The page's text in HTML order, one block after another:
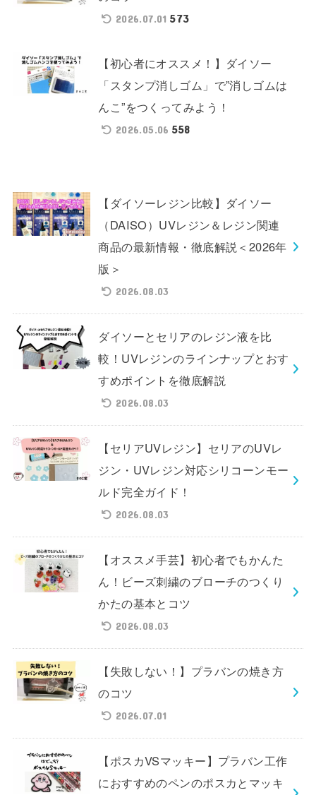
2026.07.01 573
【初心者にオススメ！】ダイソー
「スタンプ消しゴム」で”消しゴムは
んこ”をつくってみよう！
2026.05.06 558
【ダイソーレジン比較】ダイソー
（DAISO）UVレジン＆レジン関連
商品の最新情報・徹底解説＜2026年
版＞
2026.08.03
ダイソーとセリアのレジン液を比
較！UVレジンのラインナップとおす
すめポイントを徹底解説
2026.08.03
【セリアUVレジン】セリアのUVレ
ジン・UVレジン対応シリコーンモー
ルド完全ガイド！
2026.08.03
【オススメ手芸】初心者でもかんた
ん！ビーズ刺繍のブローチのつくり
かたの基本とコツ
2026.08.03
【失敗しない！】プラバンの焼き方
のコツ
2026.07.01
【ポスカVSマッキー】プラバン工作
におすすめのペンのポスカとマッキ